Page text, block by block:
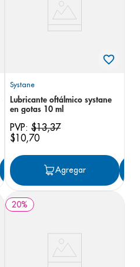
Agregar
Systane
Lubricante oftálmico systane
en gotas 10 ml
PVP: $13,37
$10,70
Agregar
20%